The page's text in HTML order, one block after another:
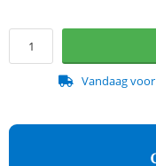
Vandaag voor